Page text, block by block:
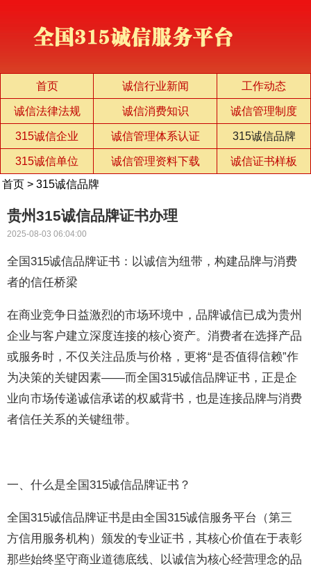
首页 诚信行业新闻 工作动态
诚信法律法规 诚信消费知识 诚信管理制度
315诚信企业 诚信管理体系认证 315诚信品牌
315诚信单位 诚信管理资料下载
诚信证书样板
首页 > 315诚信品牌
贵州315诚信品牌证书办理
2025-08-03 06:04:00
全国315诚信品牌证书：以诚信为纽带，构建品牌与消费
者的信任桥梁
在商业竞争日益激烈的市场环境中，品牌诚信已成为贵州
企业与客户建立深度连接的核心资产。消费者在选择产品
或服务时，不仅关注品质与价格，更将“是否值得信赖”作
为决策的关键因素——而全国315诚信品牌证书，正是企
业向市场传递诚信承诺的权威背书，也是连接品牌与消费
者信任关系的关键纽带。
一、什么是全国315诚信品牌证书？
全国315诚信品牌证书是由全国315诚信服务平台（第三
方信用服务机构）颁发的专业证书，其核心价值在于表彰
那些始终坚守商业道德底线、以诚信为核心经营理念的品